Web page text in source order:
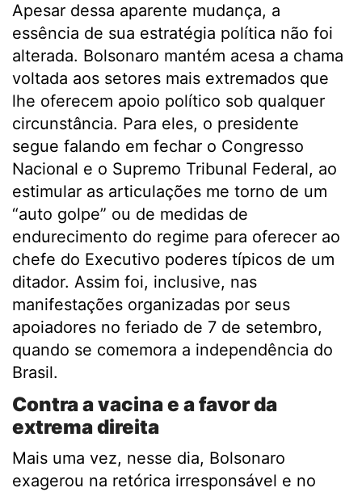
Apesar dessa aparente mudança, a
essência de sua estratégia política não foi
alterada. Bolsonaro mantém acesa a chama
voltada aos setores mais extremados que
lhe oferecem apoio político sob qualquer
circunstância. Para eles, o presidente
segue falando em fechar o Congresso
Nacional e o Supremo Tribunal Federal, ao
estimular as articulações me torno de um
“auto golpe” ou de medidas de
endurecimento do regime para oferecer ao
chefe do Executivo poderes típicos de um
ditador. Assim foi, inclusive, nas
manifestações organizadas por seus
apoiadores no feriado de 7 de setembro,
quando se comemora a independência do
Brasil.
Contra a vacina e a favor da
extrema direita
Mais uma vez, nesse dia, Bolsonaro
exagerou na retórica irresponsável e no